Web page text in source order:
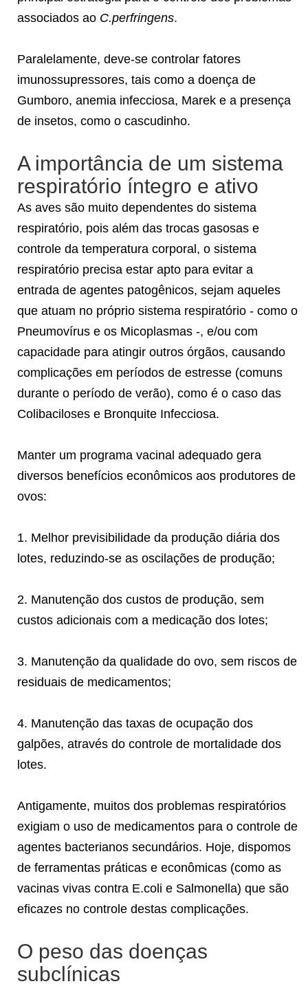
associados ao C.perfringens.
Paralelamente, deve-se controlar fatores
imunossupressores, tais como a doença de
Gumboro, anemia infecciosa, Marek e a presença
de insetos, como o cascudinho.
A importância de um sistema
respiratório íntegro e ativo
As aves são muito dependentes do sistema
respiratório, pois além das trocas gasosas e
controle da temperatura corporal, o sistema
respiratório precisa estar apto para evitar a
entrada de agentes patogênicos, sejam aqueles
que atuam no próprio sistema respiratório - como o
Pneumovírus e os Micoplasmas -, e/ou com
capacidade para atingir outros órgãos, causando
complicações em períodos de estresse (comuns
durante o período de verão), como é o caso das
Colibaciloses e Bronquite Infecciosa.
Manter um programa vacinal adequado gera
diversos benefícios econômicos aos produtores de
ovos:
1. Melhor previsibilidade da produção diária dos
lotes, reduzindo-se as oscilações de produção;
2. Manutenção dos custos de produção, sem
custos adicionais com a medicação dos lotes;
3. Manutenção da qualidade do ovo, sem riscos de
residuais de medicamentos;
4. Manutenção das taxas de ocupação dos
galpões, através do controle de mortalidade dos
lotes.
Antigamente, muitos dos problemas respiratórios
exigiam o uso de medicamentos para o controle de
agentes bacterianos secundários. Hoje, dispomos
de ferramentas práticas e econômicas (como as
vacinas vivas contra E.coli e Salmonella) que são
eficazes no controle destas complicações.
O peso das doenças
subclínicas